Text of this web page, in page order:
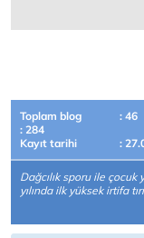
Toplam blog
: 46
: 284
Kayıt tarihi
:
Dağcılık sporu ile çocuk
yılında ilk yüksek irtifa